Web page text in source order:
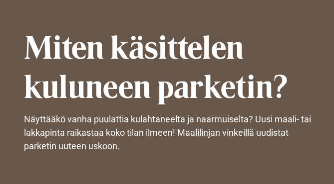
Miten käsittelen
kuluneen parketin?
Näyttääkö vanha puulattia kulahtaneelta ja naarmuiselta? Uusi maali- tai
lakkapinta raikastaa koko tilan ilmeen! Maalilinjan vinkeillä uudistat
parketin uuteen uskoon.